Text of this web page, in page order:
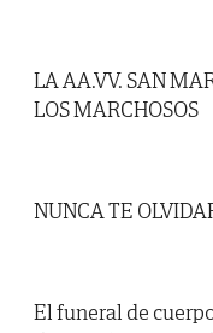
LA AA.VV. SAN
LOS MARCHOSOS
NUNCA TE
El funeral de